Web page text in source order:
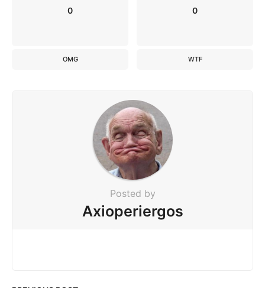
0
OMG
0
WTF
Posted by
Axioperiergos